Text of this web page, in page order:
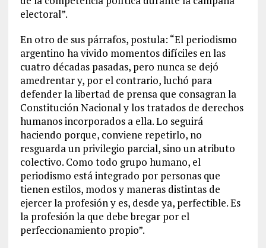
electoral”.
En otro de sus párrafos, postula: “El periodismo
argentino ha vivido momentos difíciles en las
cuatro décadas pasadas, pero nunca se dejó
amedrentar y, por el contrario, luchó para
defender la libertad de prensa que consagran la
Constitución Nacional y los tratados de derechos
humanos incorporados a ella. Lo seguirá
haciendo porque, conviene repetirlo, no
resguarda un privilegio parcial, sino un atributo
colectivo. Como todo grupo humano, el
periodismo está integrado por personas que
tienen estilos, modos y maneras distintas de
ejercer la profesión y es, desde ya, perfectible. Es
la profesión la que debe bregar por el
perfeccionamiento propio”.